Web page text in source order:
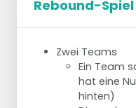
Übung
Dasselbe Paar
einen Meter
Der Trainer
Die Angreifer
Rebound-Spiel
Zwei Teams
Ein Team
hat eine
hinten)